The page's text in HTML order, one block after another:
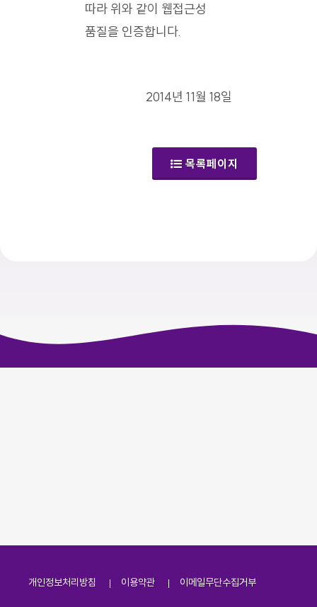
따라 위와 같이 웹접근성
품질을 인증합니다.
2014년 11월 18일
목록페이지
개인정보처리방침 이용약관 이메일무단수집거부